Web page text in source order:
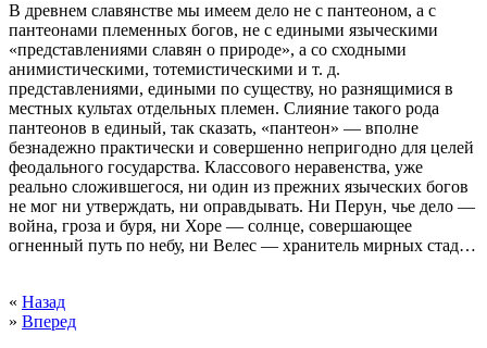
В древнем славянстве мы имеем дело не с пантеоном, а с
пантеонами племенных богов, не с едиными языческими
«представлениями славян о природе», а со сходными
анимистическими, тотемистическими и т. д.
представлениями, едиными по существу, но разнящимися в
местных культах отдельных племен. Слияние такого рода
пантеонов в единый, так сказать, «пантеон» — вполне
безнадежно практически и совершенно непригодно для целей
феодального государства. Классового неравенства, уже
реально сложившегося, ни один из прежних языческих богов
не мог ни утверждать, ни оправдывать. Ни Перун, чье дело —
война, гроза и буря, ни Хоре — солнце, совершающее
огненный путь по небу, ни Велес — хранитель мирных стад…
« Назад
» Вперед